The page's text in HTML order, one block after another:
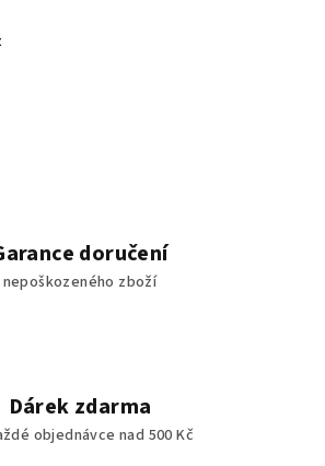
doručení
nepoškozeného zboží
Dárek zdarma
objednávce nad 500 Kč